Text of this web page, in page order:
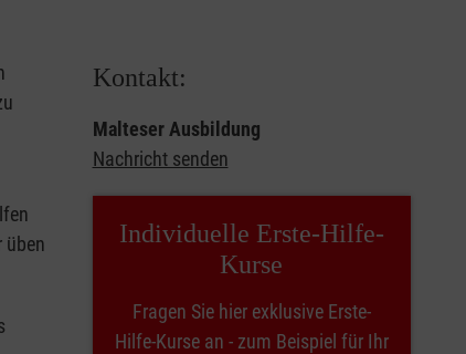
üben
Kontakt:
Malteser Ausbildung
Nachricht senden
Individuelle Erste-Hilfe-
Kurse
Fragen Sie hier exklusive Erste-
Hilfe-Kurse an - zum Beispiel für Ihr